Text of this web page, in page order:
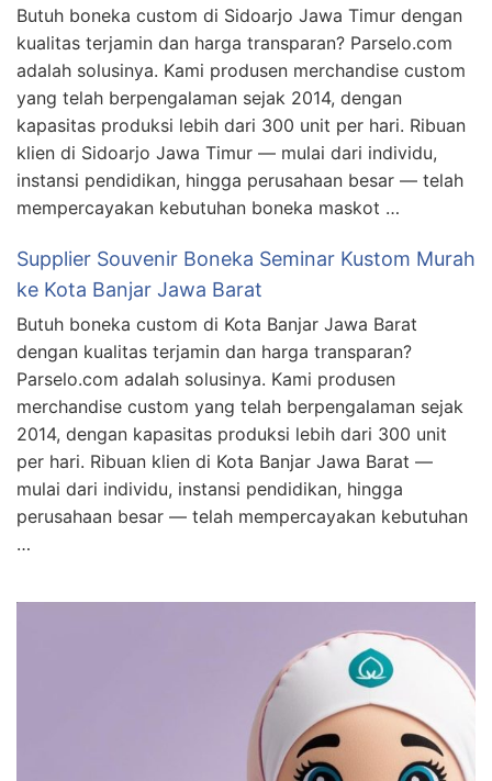
Butuh boneka custom di Sidoarjo Jawa Timur dengan
kualitas terjamin dan harga transparan? Parselo.com
adalah solusinya. Kami produsen merchandise custom
yang telah berpengalaman sejak 2014, dengan
kapasitas produksi lebih dari 300 unit per hari. Ribuan
klien di Sidoarjo Jawa Timur — mulai dari individu,
instansi pendidikan, hingga perusahaan besar — telah
mempercayakan kebutuhan boneka maskot …
Supplier Souvenir Boneka Seminar Kustom Murah
ke Kota Banjar Jawa Barat
Butuh boneka custom di Kota Banjar Jawa Barat
dengan kualitas terjamin dan harga transparan?
Parselo.com adalah solusinya. Kami produsen
merchandise custom yang telah berpengalaman sejak
2014, dengan kapasitas produksi lebih dari 300 unit
per hari. Ribuan klien di Kota Banjar Jawa Barat —
mulai dari individu, instansi pendidikan, hingga
perusahaan besar — telah mempercayakan kebutuhan
…